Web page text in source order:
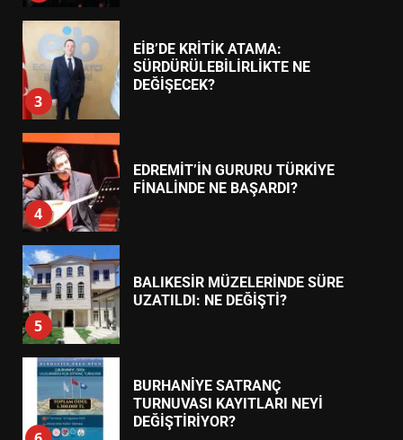
4
EDREMİT’İN GURURU TÜRKİYE
FİNALİNDE NE BAŞARDI?
5
BALIKESİR MÜZELERİNDE SÜRE
UZATILDI: NE DEĞİŞTİ?
6
BURHANİYE SATRANÇ
TURNUVASI KAYITLARI NEYİ
DEĞİŞTİRİYOR?
BURHANİYE BELEDİYESPOR’DA
YENİ YÖNETİM NASIL
ŞEKİLLENDİ?